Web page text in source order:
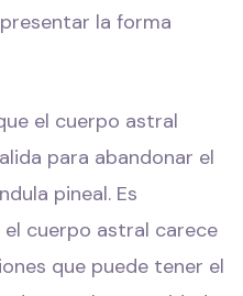
la forma
el cuerpo astral
para abandonar el
pineal. Es
cuerpo astral carece
que puede tener el